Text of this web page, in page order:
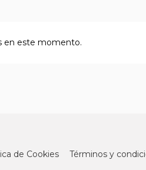
en este momento.
de Cookies Términos y